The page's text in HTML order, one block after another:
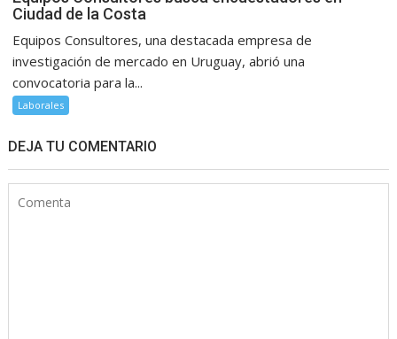
Ciudad de la Costa
Equipos Consultores, una destacada empresa de
investigación de mercado en Uruguay, abrió una
convocatoria para la...
Laborales
DEJA TU COMENTARIO